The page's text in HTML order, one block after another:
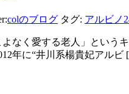
colのブログ タグ: アルビノ
よなく愛する老人」という
年に“井川系楊貴妃アル